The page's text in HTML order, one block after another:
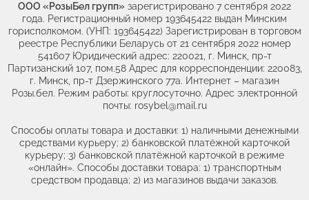
ООО «РозыБел групп» зарегистрировано 7 сентября 2022
года. Регистрационный номер 193645422 выдан Минским
горисполкомом. (УНП: 193645422) Зарегистрирован в торговом
реестре Республики Беларусь от 21 сентября 2022 номер
541607 Юридический адрес: 220021, г. Минск, пр-т
Партизанский 107, пом.58 Адрес для корреспонденции: 220083,
г. Минск, пр-т Дзержинского 77а. Интернет – магазин
Розы.бел. Режим работы: круглосуточно. Адрес электронной
почты: rosybel@mail.ru
Способы оплаты товара и доставки: 1) наличными денежными
средствами курьеру; 2) банковской платёжной карточкой
курьеру; 3) банковской платёжной карточкой в режиме
«онлайн». Способы доставки товара: 1) транспортным
средством продавца; 2) из магазинов выдачи заказов.